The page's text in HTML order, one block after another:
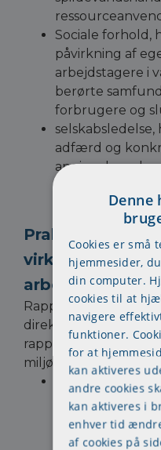
Sociale forhold,
påvirkning af
arbejdstagere i
berørte
forbrugere og
adfærd og
angiver
Praktisk
virksomheder og
Rapportering af
direktivet kræver, at
rapporterer om
miljømæssige
Dette betyder,
indsamle og
områder som
arbejdsforhold
Denne
Cookies er små
hjemmesider,
din computer.
cookies til at
navigere
funktioner.
for at
kan aktiveres
andre cookies
kan aktiveres i
enhver tid
af cookies på